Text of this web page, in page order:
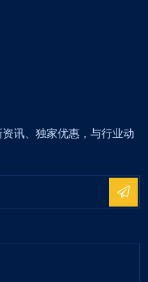
讯、独家优惠，与行业动